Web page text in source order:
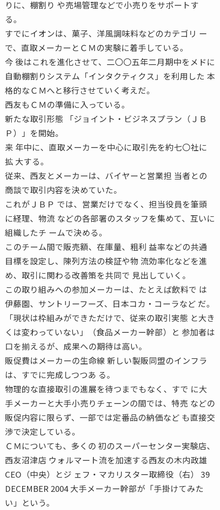
りに、棚割り や売場管理などで小売りをサポートす
る。
すでにイオンは、菓子、洋風調味料などのカテゴリ ー
で、直取メーカーとＣＭの実験に着手している。
今 後はこれを進化させて、二〇〇五年二月期中をメドに
自動棚割りシステム「インタクティクス」を利用した 本
格的なＣＭへと移行させていく考えだ。
西友もＣＭの準備に入っている。
新たな取引形態 「ジョイント・ビジネスプラン（ＪＢ
Ｐ）」を開始。
来 年中に、直取メーカーを中心に取引先を約七〇社に
拡 大する。
従来、西友とメーカーは、バイヤーと営業担 当者との
商談で取引内容を決めていた。
これがＪＢＰ では、営業だけでなく、担当役員を筆頭
に経理、物流 などの各部署のスタッフを集めて、互いに
組織したチ ームで決める。
このチーム間で販売額、在庫量、粗利 益率などの共通
目標を設定し、陳列方法の検証や物 流効率化などを進
め、取引に関わる改善策を共同で 見出していく。
この取り組みへの参加メーカーは、たとえば飲料で は
伊藤園、サントリーフーズ、日本コカ・コーラなど だ。
「現状は枠組みができただけで、従来の取引実態 と大き
くは変わっていない」（食品メーカー幹部）と 参加者は
口を揃えるが、成果への期待は高い。
販促費はメーカーの生命線 新しい製販同盟のインフラ
は、すでに完成しつつあ る。
物理的な直接取引の進展を待つまでもなく、すで に大
手メーカーと大手小売りチェーンの間では、特売 などの
販促内容に限らず、一部では定番品の納価など も直接交
渉で決定している。
ＣＭについても、多くの 初のスーパーセンター実験店、
西友沼津店 ウォルマート流を加速する西友の木内政雄
CEO（中央）とジ ェフ・マカリスター取締役（右） 39
DECEMBER 2004 大手メーカー幹部が「手掛けてみた
い」という。